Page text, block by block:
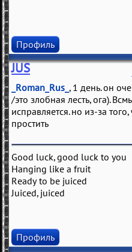
Профиль
JUS
_Roman_Rus_ , 1 день. он
/это злобная лесть, ога).
исправляется. но из-за
простить
Good luck, good luck to you
Hanging like a fruit
Ready to be juiced
Juiced, juiced
Профиль